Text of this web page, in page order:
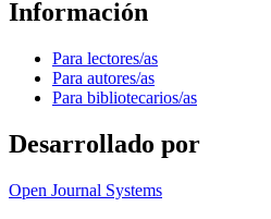
Información
Para lectores/as
Para autores/as
Para bibliotecarios/as
Desarrollado por
Open Journal Systems